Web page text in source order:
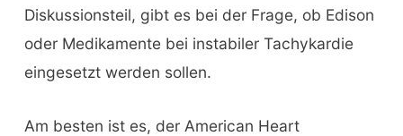
Diskussionsteil, gibt es bei der Frage, ob Edison
oder Medikamente bei instabiler Tachykardie
eingesetzt werden sollen.
Am besten ist es, der American Heart